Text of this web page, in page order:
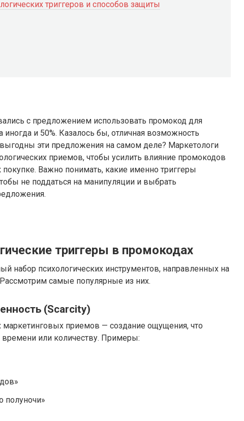
триггеров и способов защиты
с предложением использовать промокод для
иногда и 50%. Казалось бы, отличная возможность
эти предложения на самом деле? Маркетологи
приемов, чтобы усилить влияние промокодов
покупке. Важно понимать, какие именно триггеры
не поддаться на манипуляции и выбрать
триггеры в промокодах
набор психологических инструментов, направленных на
самые популярные из них.
(Scarcity)
приемов — создание ощущения, что
или количеству. Примеры:
полуночи»